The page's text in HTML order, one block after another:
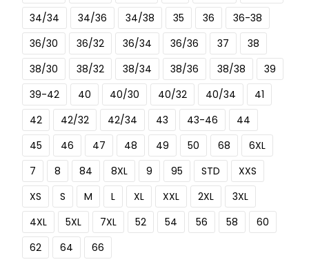
34/34
34/36 34/38 35 36
36-38
36/30
36/32 36/34 36/36 37
38
38/30
38/32 38/34 38/36 38/38
39
39-42
40 40/30 40/32 40/34
41
42
42/32 42/34 43 43-46
44
45
46 47 48 49 50 68
6XL
7
8 84 8XL 9 95 STD
XXS
XS
S M L XL XXL 2XL
3XL
4XL
5XL 7XL 52 54 56 58
60
62
64 66